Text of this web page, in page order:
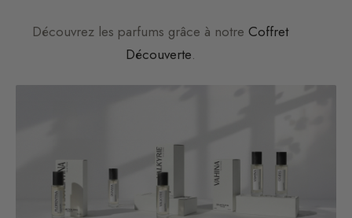
Découvrez les parfums grâce à notre Coffret
Découverte.